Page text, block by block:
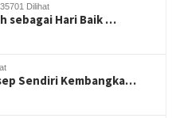
Dilihat
sebagai Hari Baik …
Sendiri Kembangka…